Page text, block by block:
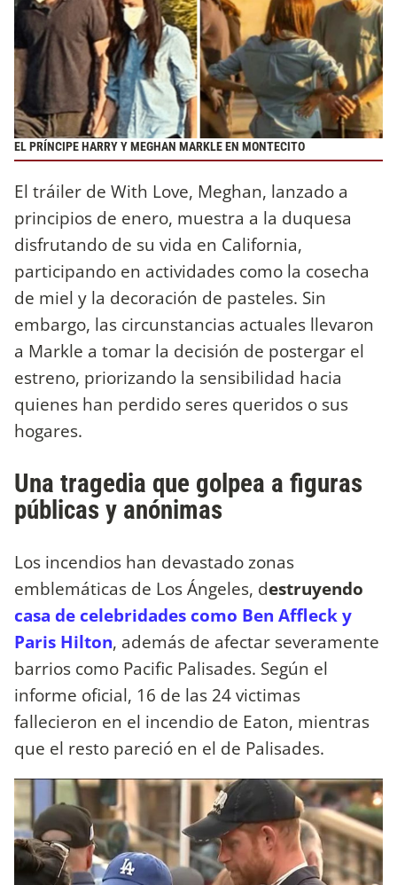
EL PRÍNCIPE HARRY Y MEGHAN MARKLE EN MONTECITO
El tráiler de With Love, Meghan, lanzado a
principios de enero, muestra a la duquesa
disfrutando de su vida en California,
participando en actividades como la cosecha
de miel y la decoración de pasteles. Sin
embargo, las circunstancias actuales llevaron
a Markle a tomar la decisión de postergar el
estreno, priorizando la sensibilidad hacia
quienes han perdido seres queridos o sus
hogares.
Una tragedia que golpea a figuras
públicas y anónimas
Los incendios han devastado zonas
emblemáticas de Los Ángeles, destruyendo
casa de celebridades como Ben Affleck y
Paris Hilton, además de afectar severamente
barrios como Pacific Palisades. Según el
informe oficial, 16 de las 24 victimas
fallecieron en el incendio de Eaton, mientras
que el resto pareció en el de Palisades.